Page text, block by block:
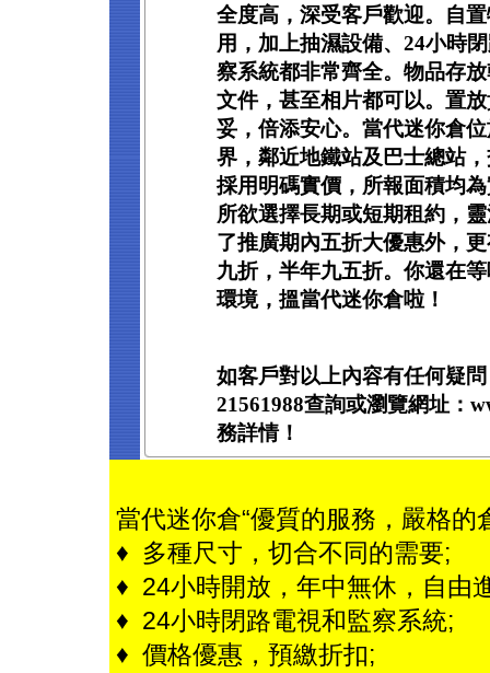
全度高，深受客戶歡迎。自
用，加上抽濕設備、24小時
察系統都非常齊全。物品存
文件，甚至相片都可以。置
妥，倍添安心。當代迷你倉
界，鄰近地鐵站及巴士總站
採用明碼實價，所報面積均
所欲選擇長期或短期租約，
了推廣期內五折大優惠外，
九折，半年九五折。你還在
環境，搵當代迷你倉啦！
如客戶對以上內容有任何疑
21561988查詢或瀏覽網址：
務詳情！
當代迷你倉“優質的服務，嚴格
♦ 多種尺寸，切合不同的需要;
♦ 24小時開放，年中無休，自由
♦ 24小時閉路電視和監察系統;
♦ 價格優惠，預繳折扣;